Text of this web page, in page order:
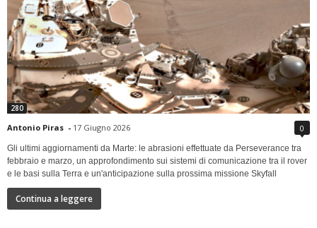
280
Antonio Piras - 17 Giugno 2026 0
Gli ultimi aggiornamenti da Marte: le abrasioni effettuate da Perseverance tra
febbraio e marzo, un approfondimento sui sistemi di comunicazione tra il rover
e le basi sulla Terra e un'anticipazione sulla prossima missione Skyfall
Continua a leggere